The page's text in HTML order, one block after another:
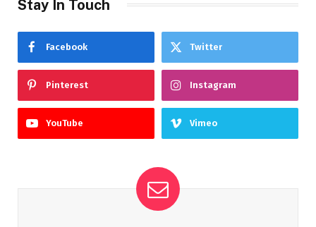
Stay In Touch
Facebook Twitter
Pinterest Instagram
YouTube Vimeo